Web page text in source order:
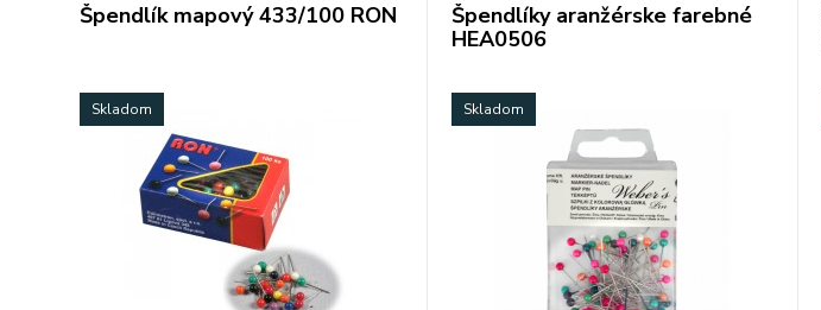
Špendlík mapový 433/100 RON
Skladom
Špendlíky aranžérske farebné
HEA0506
Skladom